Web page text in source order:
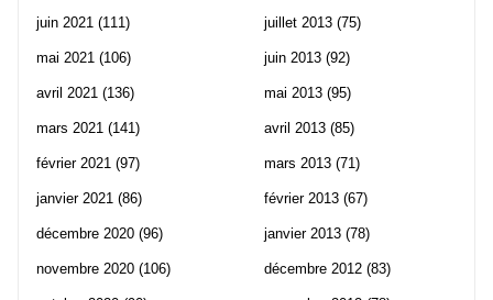
juin 2021 (111)
mai 2021 (106)
avril 2021 (136)
mars 2021 (141)
février 2021 (97)
janvier 2021 (86)
décembre 2020 (96)
novembre 2020 (106)
juillet 2013 (75)
juin 2013 (92)
mai 2013 (95)
avril 2013 (85)
mars 2013 (71)
février 2013 (67)
janvier 2013 (78)
décembre 2012 (83)